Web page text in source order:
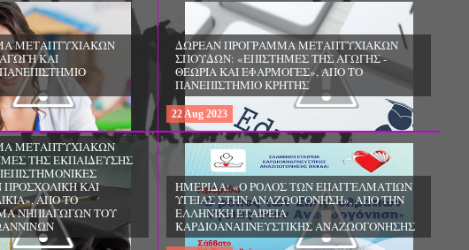
ΜΕΤΑΠΤΥΧΙΑΚΩΝ
ΚΑΙ
ΔΩΡΕΑΝ ΠΡΟΓΡΑΜΜΑ ΜΕΤΑΠΤΥΧΙΑΚΩΝ
ΣΠΟΥΔΩΝ: «ΕΠΙΣΤΗΜΕΣ ΤΗΣ ΑΓΩΓΗΣ -
ΘΕΩΡΙΑ ΚΑΙ ΕΦΑΡΜΟΓΕΣ», ΑΠΟ ΤΟ
ΠΑΝΕΠΙΣΤΗΜΙΟ ΚΡΗΤΗΣ
22Aug 2023
ΜΕΤΑΠΤΥΧΙΑΚΩΝ
ΤΗΣ ΕΚΠΑΙΔΕΥΣΗΣ
ΠΡΟΣΧΟΛΙΚΗ ΚΑΙ
ΑΠΟ ΤΟ
ΝΗΠΙΑΓΩΓΩΝ ΤΟΥ
ΗΜΕΡΙΔΑ: «Ο ΡΟΛΟΣ ΤΩΝ ΕΠΑΓΓΕΛΜΑΤΙΩΝ
ΥΓΕΙΑΣ ΣΤΗΝ ΑΝΑΖΩΟΓΟΝΗΣΗ», ΑΠΟ ΤΗΝ
ΕΛΛΗΝΙΚΗ ΕΤΑΙΡΕΙΑ
ΚΑΡΔΙΟΑΝΑΠΝΕΥΣΤΙΚΗΣ ΑΝΑΖΩΟΓΟΝΗΣΗΣ